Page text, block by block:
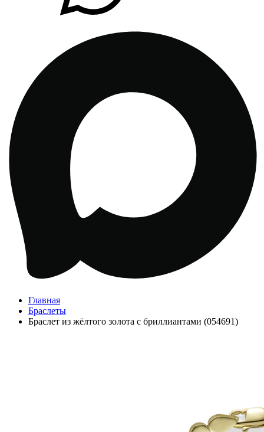
Главная
Браслеты
Браслет из жёлтого золота с бриллиантами (054691)